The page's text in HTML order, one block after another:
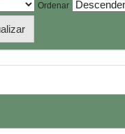
Ordenar